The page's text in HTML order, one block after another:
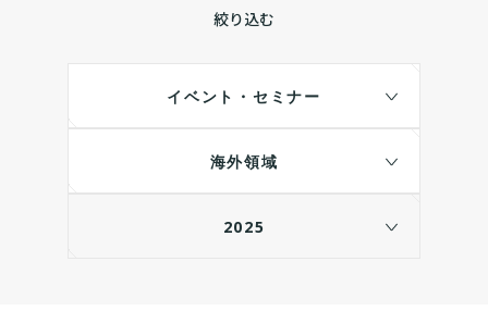
絞り込む
イベント・セミナー
海外領域
2025